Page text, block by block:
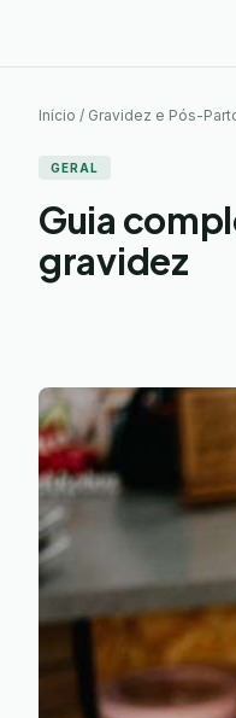
Início / Gravidez e Pós-
GERAL
Guia
gravidez